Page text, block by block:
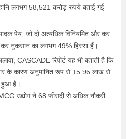
लगभग 58,521 करोड़ रुपये बताई गई
पेय, जो दो अत्यधिक विनियमित और कर
कर नुकसान का लगभग 49% हिस्सा हैं।
CASCADE रिपोर्ट यह भी बताती है कि
के कारण अनुमानित रूप से 15.96 लाख से
हुआ है।
उद्योग ने 68 फीसदी से अधिक नौकरी